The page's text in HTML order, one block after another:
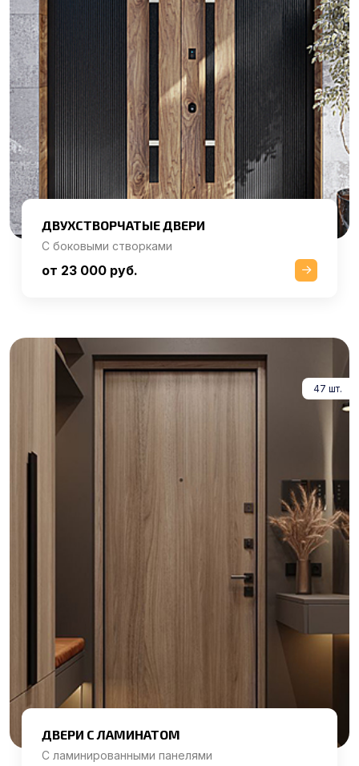
ДВУХСТВОРЧАТЫЕ ДВЕРИ
С боковыми створками
от 23 000 руб.
47 шт.
ДВЕРИ С ЛАМИНАТОМ
С ламинированными панелями